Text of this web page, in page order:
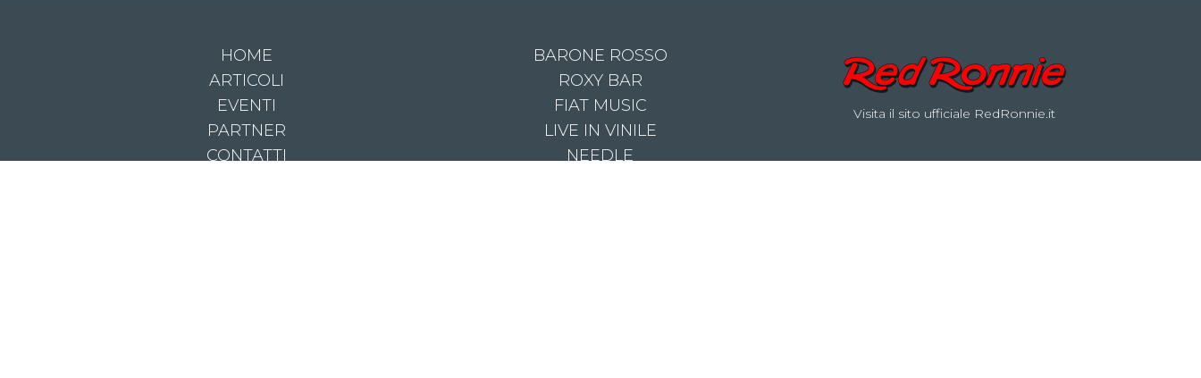
HOME
ARTICOLI
EVENTI
PARTNER
CONTATTI
BARONE ROSSO
ROXY BAR
FIAT MUSIC
LIVE IN VINILE
NEEDLE
Visita il sito ufficiale RedRonnie.it